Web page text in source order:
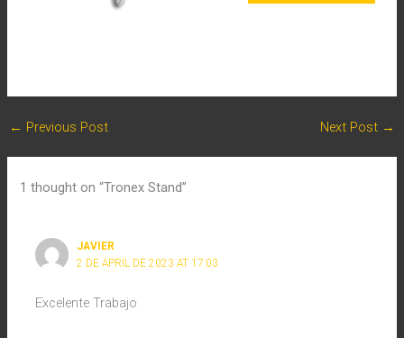
← Previous Post Next Post →
1 thought on “Tronex Stand”
JAVIER
2 DE APRIL DE 2023 AT 17:03
Excelente Trabajo